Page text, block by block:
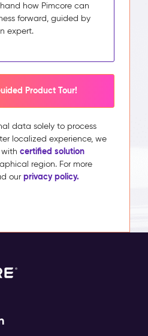
how Pimcore can
forward, guided by
expert.
Product Tour!
data solely to process
localized experience, we
certified solution
region. For more
our privacy policy.